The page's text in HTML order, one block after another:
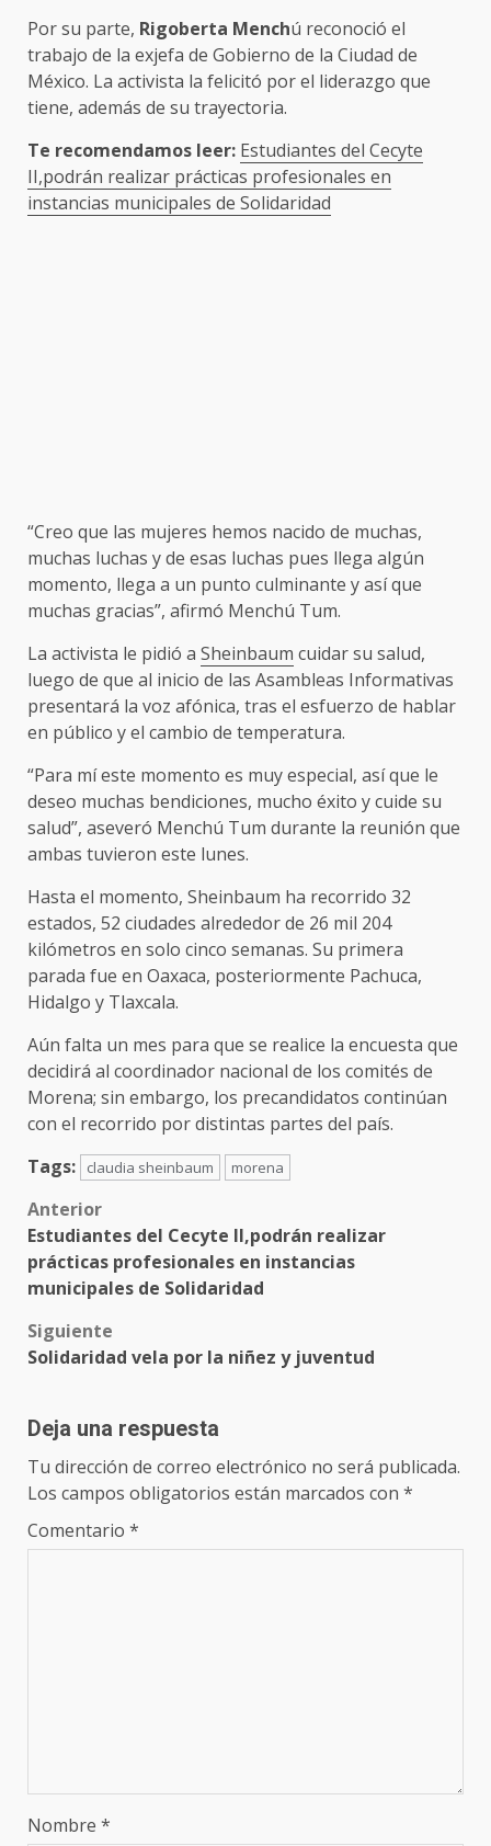
Por su parte, Rigoberta Menchú reconoció el
trabajo de la exjefa de Gobierno de la Ciudad de
México. La activista la felicitó por el liderazgo que
tiene, además de su trayectoria.
Te recomendamos leer: Estudiantes del Cecyte
II,podrán realizar prácticas profesionales en
instancias municipales de Solidaridad
“Creo que las mujeres hemos nacido de muchas,
muchas luchas y de esas luchas pues llega algún
momento, llega a un punto culminante y así que
muchas gracias”, afirmó Menchú Tum.
La activista le pidió a Sheinbaum cuidar su salud,
luego de que al inicio de las Asambleas Informativas
presentará la voz afónica, tras el esfuerzo de hablar
en público y el cambio de temperatura.
“Para mí este momento es muy especial, así que le
deseo muchas bendiciones, mucho éxito y cuide su
salud”, aseveró Menchú Tum durante la reunión que
ambas tuvieron este lunes.
Hasta el momento, Sheinbaum ha recorrido 32
estados, 52 ciudades alrededor de 26 mil 204
kilómetros en solo cinco semanas. Su primera
parada fue en Oaxaca, posteriormente Pachuca,
Hidalgo y Tlaxcala.
Aún falta un mes para que se realice la encuesta que
decidirá al coordinador nacional de los comités de
Morena; sin embargo, los precandidatos continúan
con el recorrido por distintas partes del país.
Tags:
claudia sheinbaum morena
Post
navigation
Anterior
Estudiantes del Cecyte II,podrán realizar
prácticas profesionales en instancias
municipales de Solidaridad
Siguiente
Solidaridad vela por la niñez y juventud
Deja una respuesta
Tu dirección de correo electrónico no será publicada.
Los campos obligatorios están marcados con *
Comentario *
Nombre *